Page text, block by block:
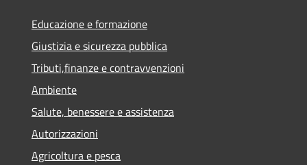
Educazione e formazione
Giustizia e sicurezza pubblica
Tributi,finanze e contravvenzioni
Ambiente
Salute, benessere e assistenza
Autorizzazioni
Agricoltura e pesca